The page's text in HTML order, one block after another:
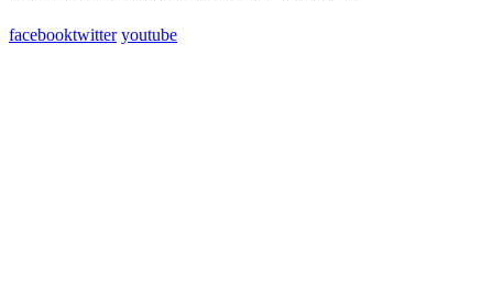
facebooktwitter youtube